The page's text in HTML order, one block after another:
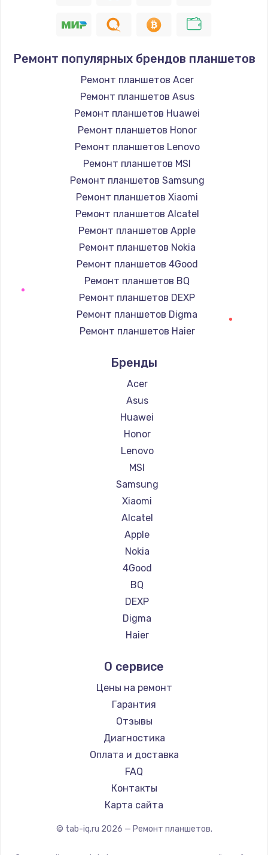
Ремонт популярных брендов планшетов
Ремонт планшетов Acer
Ремонт планшетов Asus
Ремонт планшетов Huawei
Ремонт планшетов Honor
Ремонт планшетов Lenovo
Ремонт планшетов MSI
Ремонт планшетов Samsung
Ремонт планшетов Xiaomi
Ремонт планшетов Alcatel
Ремонт планшетов Apple
Ремонт планшетов Nokia
Ремонт планшетов 4Good
Ремонт планшетов BQ
Ремонт планшетов DEXP
Ремонт планшетов Digma
Ремонт планшетов Haier
Ремонт планшетов Prestigio
Ремонт планшетов Microsoft
Ремонт планшетов BlackView
Ремонт планшетов Amazon
Ремонт планшетов Aquarius
Ремонт планшетов Philips
Ремонт планшетов Dell
Ремонт планшетов HP
Ремонт планшетов Getac
Ремонт планшетов Google
Ремонт планшетов Navitel
Ремонт планшетов Teclast
Ремонт планшетов CHUWI
Бренды
Acer
Asus
Huawei
Honor
Lenovo
MSI
Samsung
Xiaomi
Alcatel
Apple
Nokia
4Good
BQ
DEXP
Digma
Haier
Prestigio
Microsoft
BlackView
Amazon
Aquarius
Philips
Dell
HP
Getac
О сервисе
Цены на ремонт
Гарантия
Отзывы
Диагностика
Оплата и доставка
FAQ
Контакты
Карта сайта
© tab-iq.ru 2026 — Ремонт планшетов.